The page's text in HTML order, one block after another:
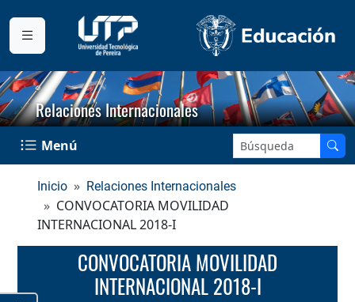
Relaciones Internacionales
Menú Buscar en el sitio:
Inicio Relaciones Internacionales
CONVOCATORIA MOVILIDAD
INTERNACIONAL 2018-I
CONVOCATORIA MOVILIDAD
INTERNACIONAL 2018-I